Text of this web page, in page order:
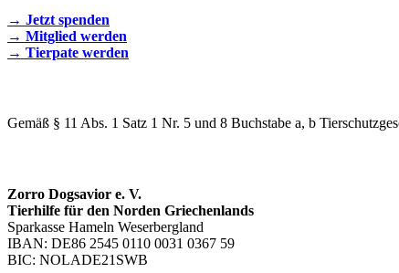
→ Jetzt spenden
→ Mitglied werden
→ Tierpate werden
Gemäß § 11 Abs. 1 Satz 1 Nr. 5 und 8 Buchstabe a, b
Zorro Dogsavior e. V.
Tierhilfe für den Norden Griechenlands
Sparkasse Hameln Weserbergland
IBAN: DE86 2545 0110 0031 0367 59
BIC: NOLADE21SWB